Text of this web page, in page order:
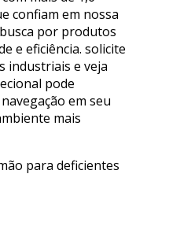
confiam em nossa
por produtos
e eficiência. solicite
industriais e veja
pode
em seu
mais